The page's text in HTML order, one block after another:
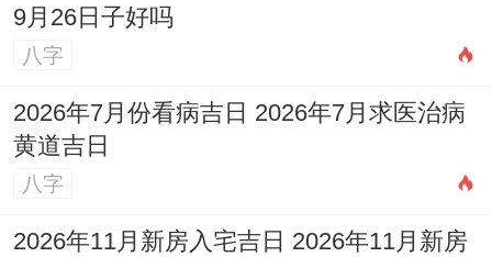
解方法，谨记，吉日良辰是基础;之心与周祥
准备方能锦上添花,助您筑就百年基业；开启
家门祥瑞之路！
9月26日子好吗
八字
2026年7月份看病吉日 2026年7月求医治病
黄道吉日
八字
2026年11月新房入宅吉日 2026年11月新房